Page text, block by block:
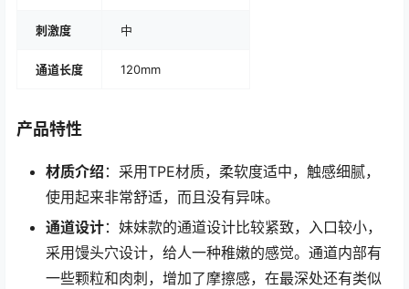
刺激度 中
通道长度 120mm
产品特性
材质介绍 ：采用TPE材质，柔软度适中，触感细腻，
使用起来非常舒适，而且没有异味。
通道设计：妹妹款的通道设计比较紧致，入口较小，
采用馒头穴设计，给人一种稚嫩的感觉。通道内部有
一些颗粒和肉刺，增加了摩擦感，在最深处还有类似